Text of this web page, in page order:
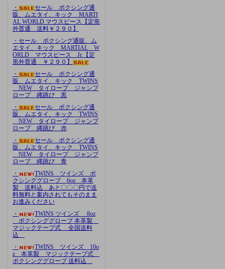
・
セール ボクシング通
販、ムエタイ、キック MARTI
AL WORLD マウスピース【定形
外普通 送料￥２９０】
・セール ボクシング通販、ム
エタイ、キック MARTIAL W
ORLD マウスピース Jr.【定
形外普通 ￥２９０】
・
セール ボクシング通
販、ムエタイ、キック TWINS
NEW タイロープ ジャンプ
ロープ 縄跳び 黒
・
セール ボクシング通
販、ムエタイ、キック TWINS
NEW タイロープ ジャンプ
ロープ 縄跳び 赤
・
セール ボクシング通
販、ムエタイ、キック TWINS
NEW タイロープ ジャンプ
ロープ 縄跳び 青
・
TWINS ツインズ ボ
クシンググローブ 6oz 本革
製 送料込 あと〇〇〇円で送
料無料と案内されてもそのまま
お進みください
・
TWINS ツインズ 8oz
ボクシンググローブ 本革製
マジックテープ式 全国送料
込
・
TWINS ツインズ 10o
z 本革製 マジックテープ式
ボクシンググローブ 送料込